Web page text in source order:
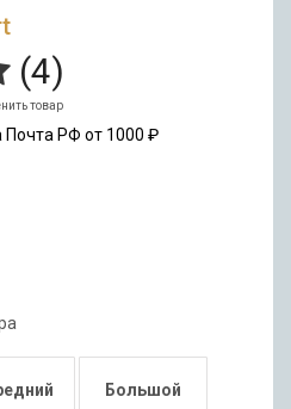
(4)
товар
Почта РФ от 1000 ₽
Большой